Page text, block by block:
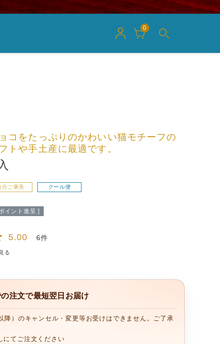
0
コをたっぷりのかわいい猫モチーフの
トや手土産に最適です。
分ご褒美 クール便
イント進呈 ]
5.00 6
る
注文で最短翌日お届け
降）のキャンセル・変更等お受けはできません。ご了承
にてご注文ください